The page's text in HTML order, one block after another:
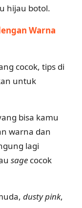
hijau botol.
Warna
cocok, tips di
untuk
bisa kamu
warna dan
lagi
sage cocok
dusty pink,